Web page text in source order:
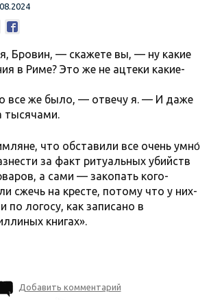
Бровин, — скажете вы, — ну какие
в Риме? Это же не ацтеки какие-
все же было, — отвечу я. — И даже
тысячами.
что обставили все очень умно́
за факт ритуальных убийств
а сами — закопать кого-
сжечь на кресте, потому что у них-
по логосу, как записано в
книгах».
Добавить комментарий